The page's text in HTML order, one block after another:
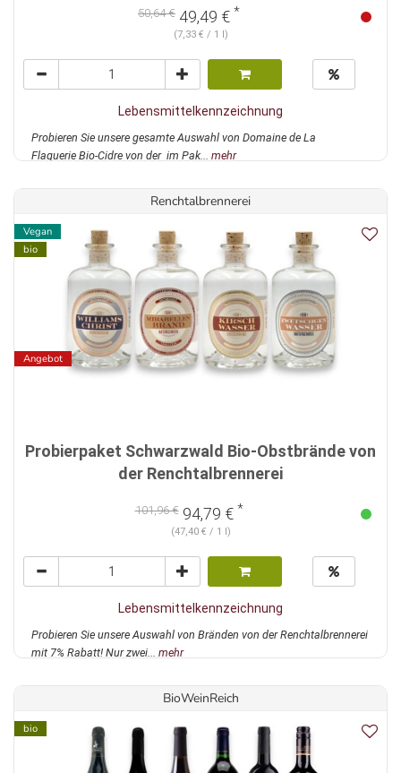
50,64 € 49,49 € *
(7,33 € / 1 l)
Lebensmittelkennzeichnung
Probieren Sie unsere gesamte Auswahl von Domaine de La
Flaguerie Bio-Cidre von der im Pak... mehr
Renchtalbrennerei
Vegan
bio
Angebot
Probierpaket Schwarzwald Bio-Obstbrände von
der Renchtalbrennerei
101,96 €94,79 € *
(47,40 € / 1 l)
Lebensmittelkennzeichnung
Probieren Sie unsere Auswahl von Bränden von der Renchtalbrennerei
mit 7% Rabatt! Nur zwei... mehr
BioWeinReich
bio